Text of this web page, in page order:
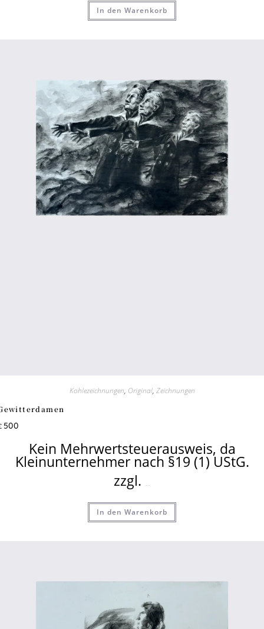
In den Warenkorb
Kohlezeichnungen, Original, Zeichnungen
500
Kein Mehrwertsteuerausweis, da
Kleinunternehmer nach §19 (1) UStG.
zzgl.
In den Warenkorb